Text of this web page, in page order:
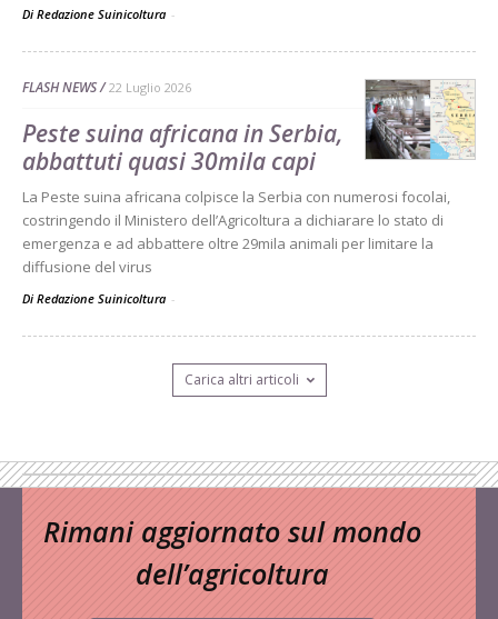
Di Redazione Suinicoltura -
FLASH NEWS 22 Luglio 2026
Peste suina africana in Serbia,
abbattuti quasi 30mila capi
La Peste suina africana colpisce la Serbia con numerosi focolai,
costringendo il Ministero dell’Agricoltura a dichiarare lo stato di
emergenza e ad abbattere oltre 29mila animali per limitare la
diffusione del virus
Di Redazione Suinicoltura -
Carica altri articoli
Rimani aggiornato sul mondo
dell’agricoltura